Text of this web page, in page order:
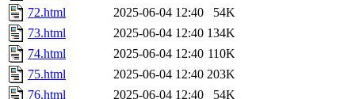
72.html
2025-06-04 12:40
54K
73.html
2025-06-04 12:40 134K
74.html
2025-06-04 12:40 110K
75.html
2025-06-04 12:40 203K
76.html
2025-06-04 12:40
54K